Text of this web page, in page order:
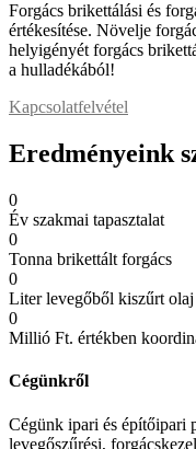
Forgács brikettálási és
értékesítése. Növelje
helyigényét forgács
a hulladékából!
Kapcsolatfelvétel
Eredményeink
0
Év szakmai tapasztalat
0
Tonna brikettált forgács
0
Liter levegőből kiszűrt olaj
0
Millió Ft. értékben
Cégünkről
Cégünk ipari és építőipari
levegőszűrési,